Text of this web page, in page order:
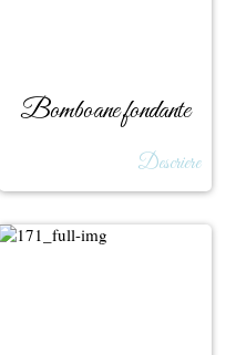
Bomboane fondante
Descriere